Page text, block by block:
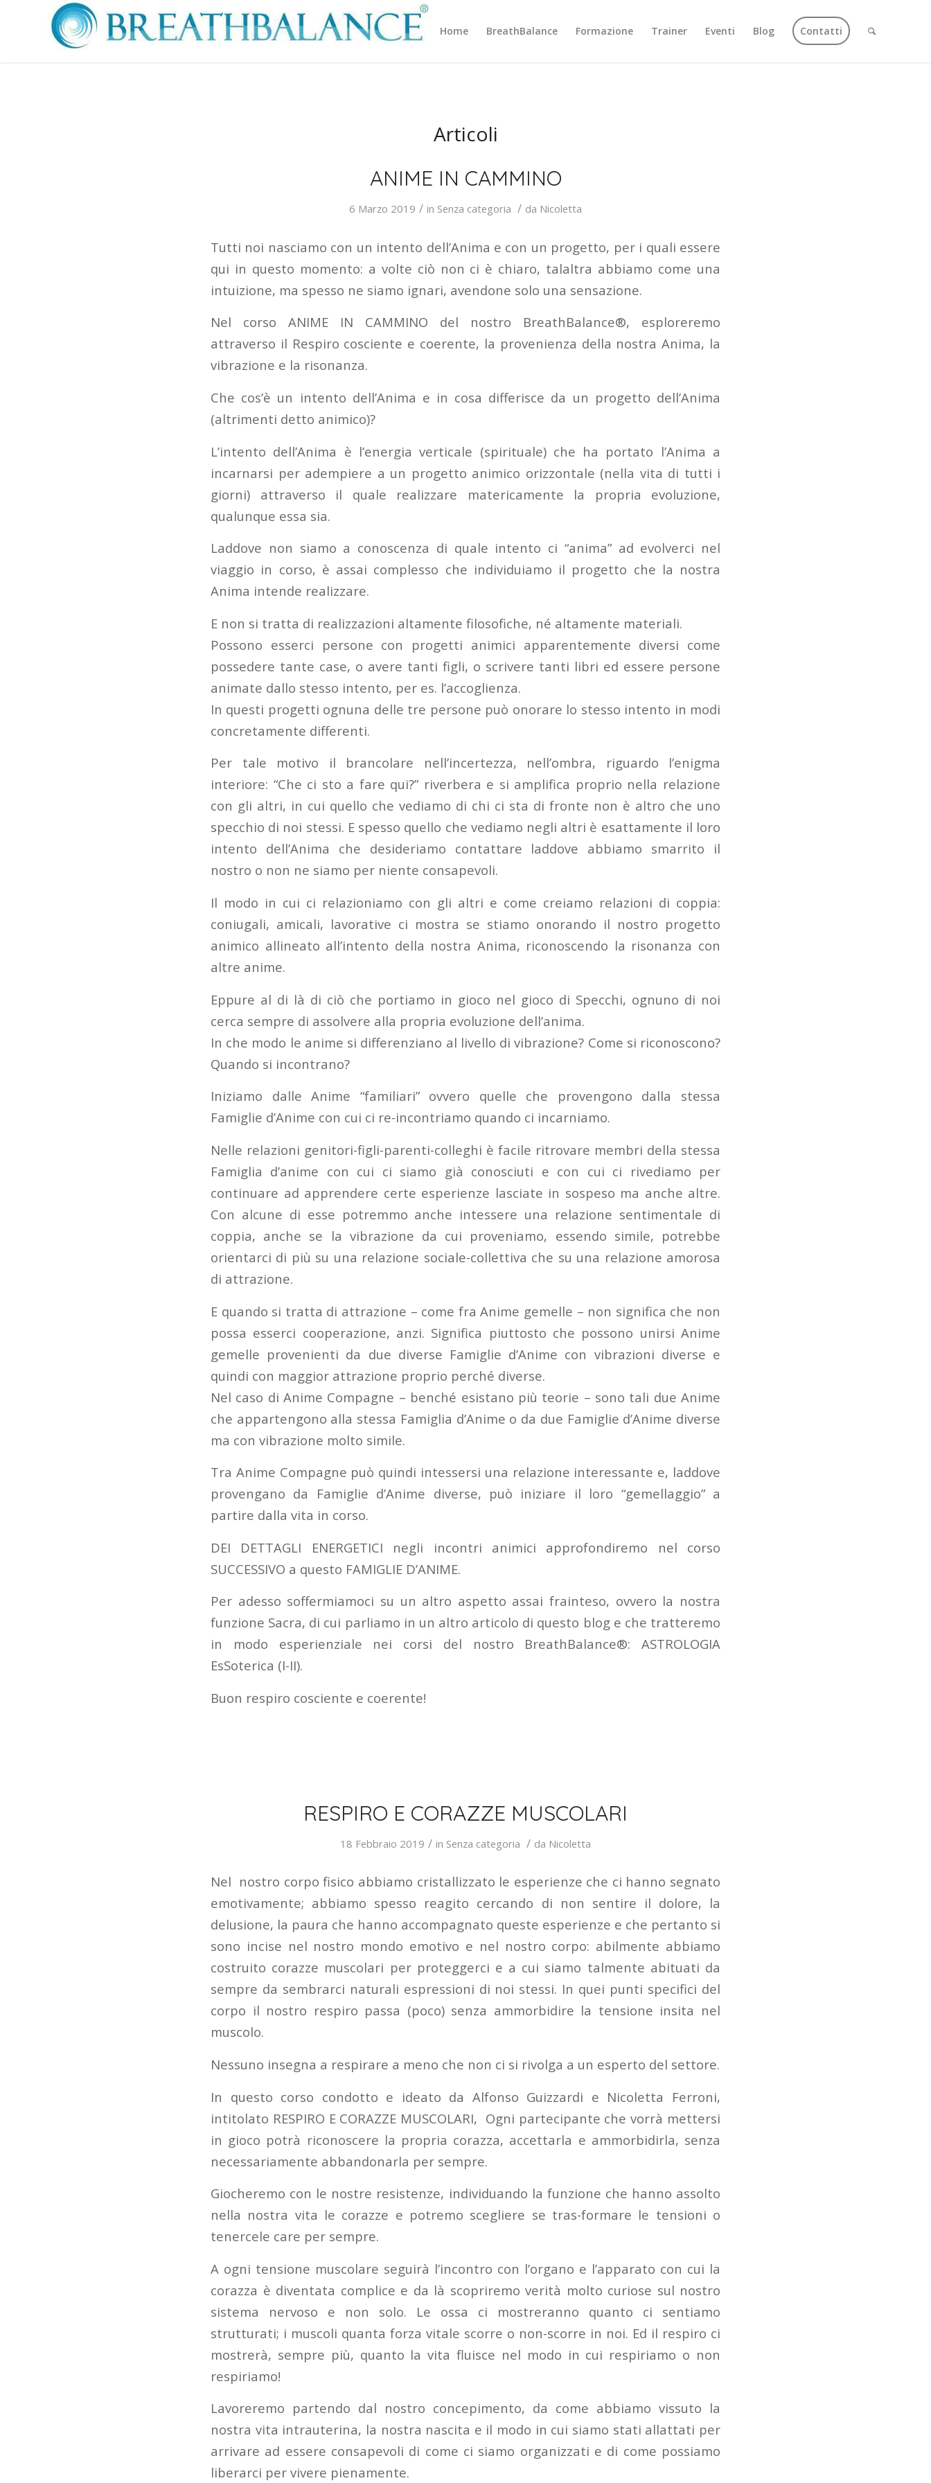
Home BreathBalance Formazione Trainer Eventi Blog Contatti
Articoli
ANIME IN CAMMINO
6 Marzo 2019 / in Senza categoria / da Nicoletta
Tutti noi nasciamo con un intento dell’Anima e con un progetto, per i quali essere
qui in questo momento: a volte ciò non ci è chiaro, talaltra abbiamo come una
intuizione, ma spesso ne siamo ignari, avendone solo una sensazione.
Nel corso ANIME IN CAMMINO del nostro BreathBalance®, esploreremo
attraverso il Respiro cosciente e coerente, la provenienza della nostra Anima, la
vibrazione e la risonanza.
Che cos’è un intento dell’Anima e in cosa differisce da un progetto dell’Anima
(altrimenti detto animico)?
L’intento dell’Anima è l’energia verticale (spirituale) che ha portato l’Anima a
incarnarsi per adempiere a un progetto animico orizzontale (nella vita di tutti i
giorni) attraverso il quale realizzare matericamente la propria evoluzione,
qualunque essa sia.
Laddove non siamo a conoscenza di quale intento ci “anima” ad evolverci nel
viaggio in corso, è assai complesso che individuiamo il progetto che la nostra
Anima intende realizzare.
E non si tratta di realizzazioni altamente filosofiche, né altamente materiali.
Possono esserci persone con progetti animici apparentemente diversi come
possedere tante case, o avere tanti figli, o scrivere tanti libri ed essere persone
animate dallo stesso intento, per es. l’accoglienza.
In questi progetti ognuna delle tre persone può onorare lo stesso intento in modi
concretamente differenti.
Per tale motivo il brancolare nell’incertezza, nell’ombra, riguardo l’enigma
interiore: “Che ci sto a fare qui?” riverbera e si amplifica proprio nella relazione
con gli altri, in cui quello che vediamo di chi ci sta di fronte non è altro che uno
specchio di noi stessi. E spesso quello che vediamo negli altri è esattamente il loro
intento dell’Anima che desideriamo contattare laddove abbiamo smarrito il
nostro o non ne siamo per niente consapevoli.
Il modo in cui ci relazioniamo con gli altri e come creiamo relazioni di coppia:
coniugali, amicali, lavorative ci mostra se stiamo onorando il nostro progetto
animico allineato all’intento della nostra Anima, riconoscendo la risonanza con
altre anime.
Eppure al di là di ciò che portiamo in gioco nel gioco di Specchi, ognuno di noi
cerca sempre di assolvere alla propria evoluzione dell’anima.
In che modo le anime si differenziano al livello di vibrazione? Come si riconoscono?
Quando si incontrano?
Iniziamo dalle Anime “familiari” ovvero quelle che provengono dalla stessa
Famiglie d’Anime con cui ci re-incontriamo quando ci incarniamo.
Nelle relazioni genitori-figli-parenti-colleghi è facile ritrovare membri della stessa
Famiglia d’anime con cui ci siamo già conosciuti e con cui ci rivediamo per
continuare ad apprendere certe esperienze lasciate in sospeso ma anche altre.
Con alcune di esse potremmo anche intessere una relazione sentimentale di
coppia, anche se la vibrazione da cui proveniamo, essendo simile, potrebbe
orientarci di più su una relazione sociale-collettiva che su una relazione amorosa
di attrazione.
E quando si tratta di attrazione – come fra Anime gemelle – non significa che non
possa esserci cooperazione, anzi. Significa piuttosto che possono unirsi Anime
gemelle provenienti da due diverse Famiglie d’Anime con vibrazioni diverse e
quindi con maggior attrazione proprio perché diverse.
Nel caso di Anime Compagne – benché esistano più teorie – sono tali due Anime
che appartengono alla stessa Famiglia d’Anime o da due Famiglie d’Anime diverse
ma con vibrazione molto simile.
Tra Anime Compagne può quindi intessersi una relazione interessante e, laddove
provengano da Famiglie d’Anime diverse, può iniziare il loro “gemellaggio” a
partire dalla vita in corso.
DEI DETTAGLI ENERGETICI negli incontri animici approfondiremo nel corso
SUCCESSIVO a questo FAMIGLIE D’ANIME.
Per adesso soffermiamoci su un altro aspetto assai frainteso, ovvero la nostra
funzione Sacra, di cui parliamo in un altro articolo di questo blog e che tratteremo
in modo esperienziale nei corsi del nostro BreathBalance®: ASTROLOGIA
EsSoterica (I-II).
Buon respiro cosciente e coerente!
RESPIRO E CORAZZE MUSCOLARI
18 Febbraio 2019 / in Senza categoria / da Nicoletta
Nel nostro corpo fisico abbiamo cristallizzato le esperienze che ci hanno segnato
emotivamente; abbiamo spesso reagito cercando di non sentire il dolore, la
delusione, la paura che hanno accompagnato queste esperienze e che pertanto si
sono incise nel nostro mondo emotivo e nel nostro corpo: abilmente abbiamo
costruito corazze muscolari per proteggerci e a cui siamo talmente abituati da
sempre da sembrarci naturali espressioni di noi stessi. In quei punti specifici del
corpo il nostro respiro passa (poco) senza ammorbidire la tensione insita nel
muscolo.
Nessuno insegna a respirare a meno che non ci si rivolga a un esperto del settore.
In questo corso condotto e ideato da Alfonso Guizzardi e Nicoletta Ferroni,
intitolato RESPIRO E CORAZZE MUSCOLARI, Ogni partecipante che vorrà mettersi
in gioco potrà riconoscere la propria corazza, accettarla e ammorbidirla, senza
necessariamente abbandonarla per sempre.
Giocheremo con le nostre resistenze, individuando la funzione che hanno assolto
nella nostra vita le corazze e potremo scegliere se tras-formare le tensioni o
tenercele care per sempre.
A ogni tensione muscolare seguirà l’incontro con l’organo e l’apparato con cui la
corazza è diventata complice e da là scopriremo verità molto curiose sul nostro
sistema nervoso e non solo. Le ossa ci mostreranno quanto ci sentiamo
strutturati; i muscoli quanta forza vitale scorre o non-scorre in noi. Ed il respiro ci
mostrerà, sempre più, quanto la vita fluisce nel modo in cui respiriamo o non
respiriamo!
Lavoreremo partendo dal nostro concepimento, da come abbiamo vissuto la
nostra vita intrauterina, la nostra nascita e il modo in cui siamo stati allattati per
arrivare ad essere consapevoli di come ci siamo organizzati e di come possiamo
liberarci per vivere pienamente.